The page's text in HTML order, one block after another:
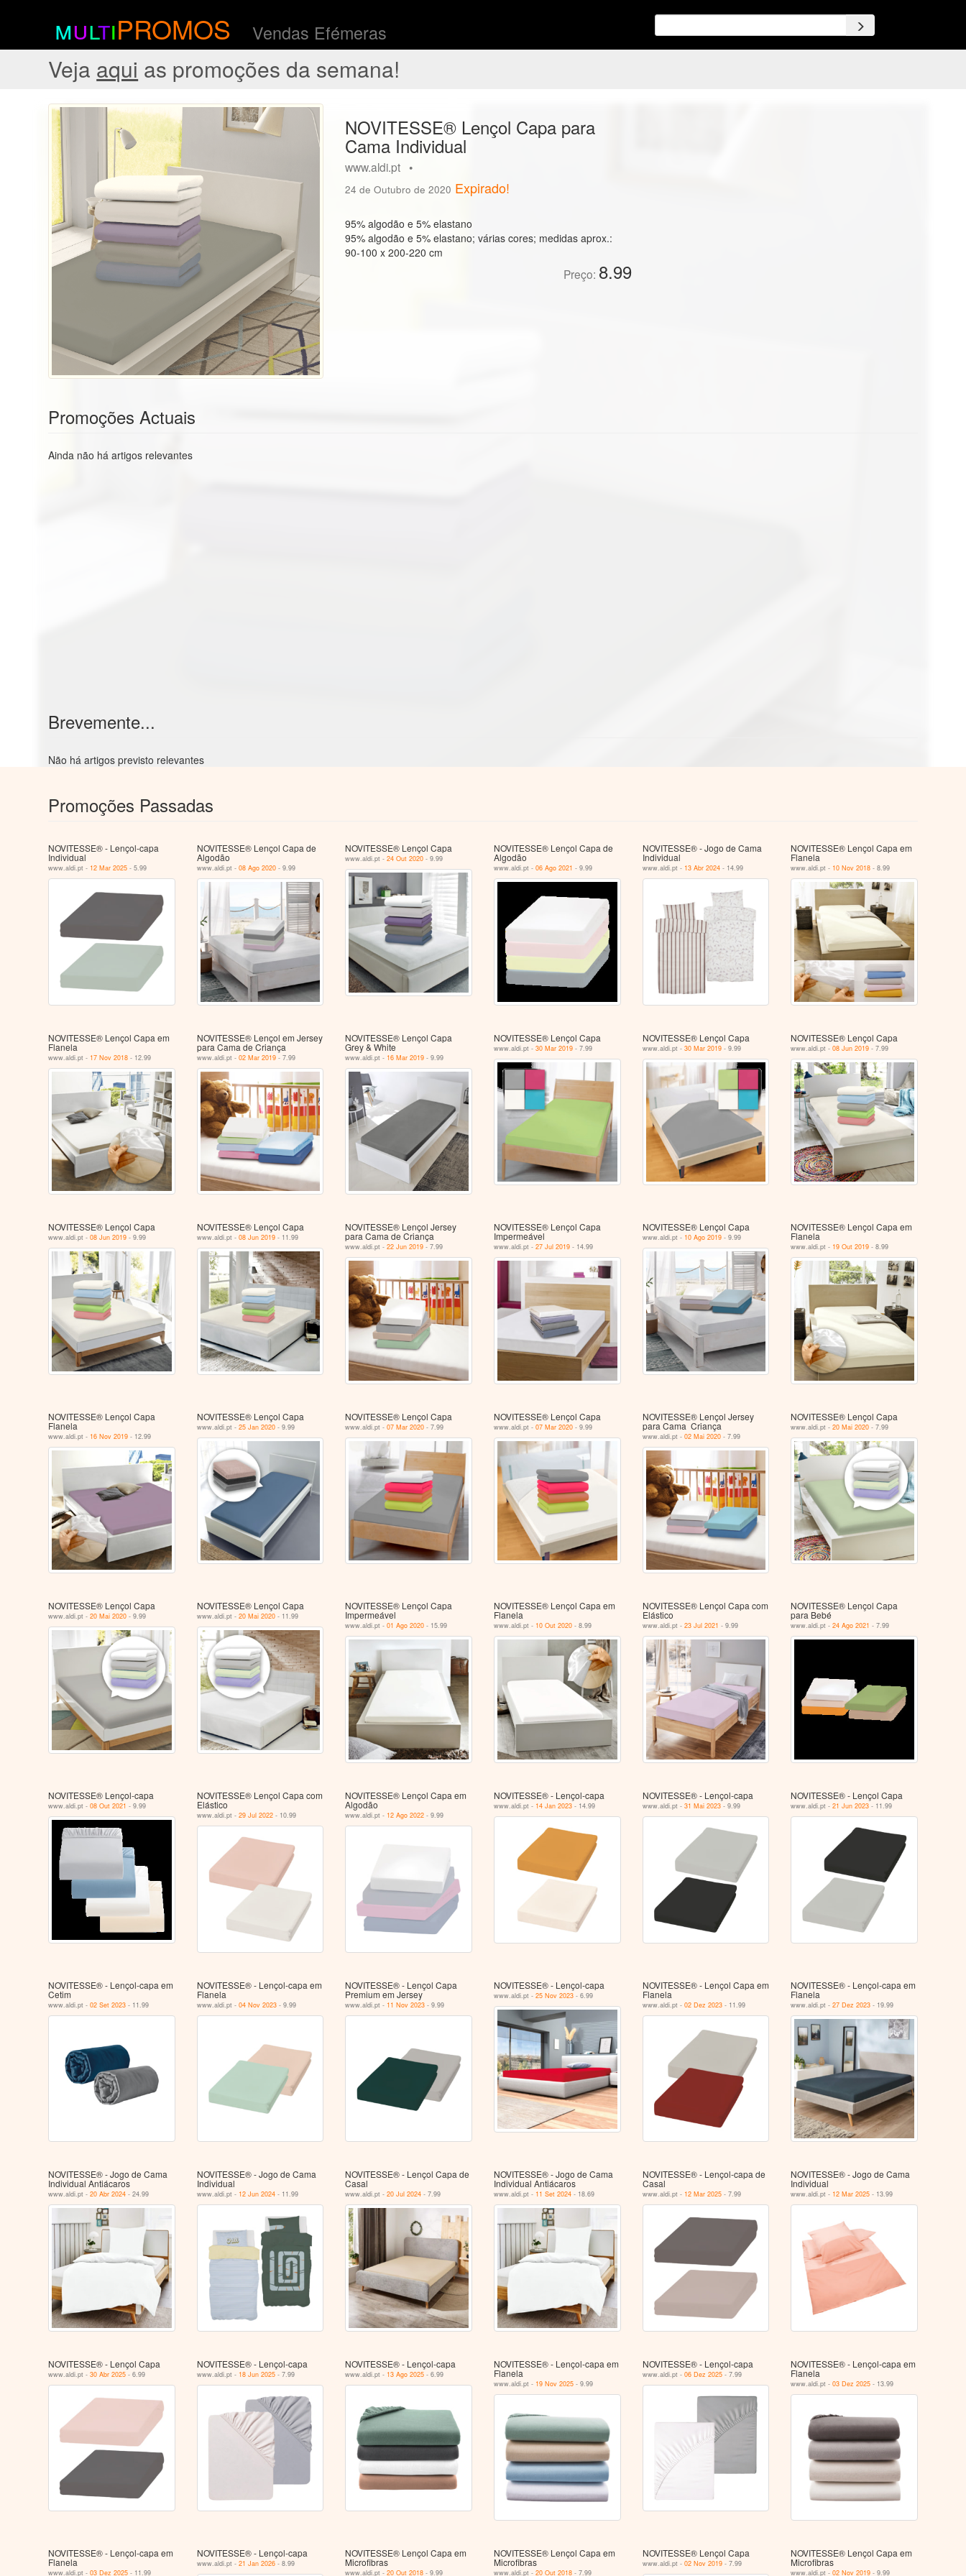
multiPROMOS Vendas Efémeras
Veja aqui as promoções da semana!
NOVITESSE® Lençol Capa para
Cama Individual
www.aldi.pt •
24 de Outubro de 2020 Expirado!
95% algodão e 5% elastano
95% algodão e 5% elastano; várias cores; medidas aprox.:
90-100 x 200-220 cm
Preço: 8.99
Promoções Actuais
Ainda não há artigos relevantes
Brevemente...
Não há artigos previsto relevantes
Promoções Passadas
NOVITESSE® - Lençol-capa
Individual
www.aldi.pt - 12 Mar 2025 - 5.99
NOVITESSE® Lençol Capa de
Algodão
www.aldi.pt - 08 Ago 2020- 9.99
NOVITESSE® Lençol Capa
www.aldi.pt -24 Out 2020 - 9.99
NOVITESSE® Lençol Capa de
Algodão
www.aldi.pt - 06 Ago 2021 - 9.99
NOVITESSE® - Jogo de Cama
Individual
www.aldi.pt - 13 Abr 2024- 14.99
NOVITESSE® Lençol Capa em
Flanela
www.aldi.pt - 10 Nov 2018 - 8.99
NOVITESSE® Lençol Capa em
Flanela
www.aldi.pt - 17 Nov 2018 - 12.99
NOVITESSE® Lençol em Jersey
para Cama de Criança
www.aldi.pt - 02 Mar 2019- 7.99
NOVITESSE® Lençol Capa
Grey & White
www.aldi.pt - 16 Mar 2019 - 9.99
NOVITESSE® Lençol Capa
www.aldi.pt - 30 Mar 2019- 7.99
NOVITESSE® Lençol Capa
www.aldi.pt - 30 Mar 2019- 9.99
NOVITESSE® Lençol Capa
www.aldi.pt -08 Jun 2019 - 7.99
NOVITESSE® Lençol Capa
www.aldi.pt -08 Jun 2019 - 9.99
NOVITESSE® Lençol Capa
www.aldi.pt - 08 Jun 2019- 11.99
NOVITESSE® Lençol Jersey
para Cama de Criança
www.aldi.pt -22 Jun 2019 - 7.99
NOVITESSE® Lençol Capa
Impermeável
www.aldi.pt - 27 Jul 2019- 14.99
NOVITESSE® Lençol Capa
www.aldi.pt - 10 Ago 2019- 9.99
NOVITESSE® Lençol Capa em
Flanela
www.aldi.pt - 19 Out 2019 - 8.99
NOVITESSE® Lençol Capa
Flanela
www.aldi.pt - 16 Nov 2019 - 12.99
NOVITESSE® Lençol Capa
www.aldi.pt - 25 Jan 2020- 9.99
NOVITESSE® Lençol Capa
www.aldi.pt -07 Mar 2020 - 7.99
NOVITESSE® Lençol Capa
www.aldi.pt - 07 Mar 2020- 9.99
NOVITESSE® Lençol Jersey
para Cama Criança
www.aldi.pt - 02 Mai 2020- 7.99
NOVITESSE® Lençol Capa
www.aldi.pt -20 Mai 2020 - 7.99
NOVITESSE® Lençol Capa
www.aldi.pt -20 Mai 2020 - 9.99
NOVITESSE® Lençol Capa
www.aldi.pt - 20 Mai 2020- 11.99
NOVITESSE® Lençol Capa
Impermeável
www.aldi.pt -01 Ago 2020 - 15.99
NOVITESSE® Lençol Capa em
Flanela
www.aldi.pt - 10 Out 2020- 8.99
NOVITESSE® Lençol Capa com
Elástico
www.aldi.pt - 23 Jul 2021 - 9.99
NOVITESSE® Lençol Capa
para Bebé
www.aldi.pt -24 Ago 2021 - 7.99
NOVITESSE® Lençol-capa
www.aldi.pt -08 Out 2021 - 9.99
NOVITESSE® Lençol Capa com
Elástico
www.aldi.pt - 29 Jul 2022- 10.99
NOVITESSE® Lençol Capa em
Algodão
www.aldi.pt - 12 Ago 2022 - 9.99
NOVITESSE® - Lençol-capa
www.aldi.pt - 14 Jan 2023- 14.99
NOVITESSE® - Lençol-capa
www.aldi.pt - 31 Mai 2023- 9.99
NOVITESSE® - Lençol Capa
www.aldi.pt -21 Jun 2023 - 11.99
NOVITESSE® - Lençol-capa em
Cetim
www.aldi.pt -02 Set 2023 - 11.99
NOVITESSE® - Lençol-capa em
Flanela
www.aldi.pt - 04 Nov 2023- 9.99
NOVITESSE® - Lençol Capa
Premium em Jersey
www.aldi.pt - 11 Nov 2023 - 9.99
NOVITESSE® - Lençol-capa
www.aldi.pt - 25 Nov 2023- 6.99
NOVITESSE® - Lençol Capa em
Flanela
www.aldi.pt - 02 Dez 2023- 11.99
NOVITESSE® - Lençol-capa em
Flanela
www.aldi.pt -27 Dez 2023 - 19.99
NOVITESSE® - Jogo de Cama
Individual Antiácaros
www.aldi.pt -20 Abr 2024 - 24.99
NOVITESSE® - Jogo de Cama
Individual
www.aldi.pt - 12 Jun 2024- 11.99
NOVITESSE® - Lençol Capa de
Casal
www.aldi.pt -20 Jul 2024 - 7.99
NOVITESSE® - Jogo de Cama
Individual Antiácaros
www.aldi.pt - 11 Set 2024- 18.69
NOVITESSE® - Lençol-capa de
Casal
www.aldi.pt - 12 Mar 2025- 7.99
NOVITESSE® - Jogo de Cama
Individual
www.aldi.pt - 12 Mar 2025 - 13.99
NOVITESSE® - Lençol Capa
www.aldi.pt -30 Abr 2025 - 6.99
NOVITESSE® - Lençol-capa
www.aldi.pt - 18 Jun 2025- 7.99
NOVITESSE® - Lençol-capa
www.aldi.pt - 13 Ago 2025 - 6.99
NOVITESSE® - Lençol-capa em
Flanela
www.aldi.pt - 19 Nov 2025- 9.99
NOVITESSE® - Lençol-capa
www.aldi.pt - 06 Dez 2025- 7.99
NOVITESSE® - Lençol-capa em
Flanela
www.aldi.pt -03 Dez 2025 - 13.99
NOVITESSE® - Lençol-capa em
Flanela
www.aldi.pt -03 Dez 2025 - 11.99
NOVITESSE® - Lençol-capa
www.aldi.pt - 21 Jan 2026- 8.99
NOVITESSE® Lençol Capa em
Microfibras
www.aldi.pt -20 Out 2018 - 9.99
NOVITESSE® Lençol Capa em
Microfibras
www.aldi.pt - 20 Out 2018- 7.99
NOVITESSE® Lençol Capa
www.aldi.pt - 02 Nov 2019- 7.99
NOVITESSE® Lençol Capa em
Microfibras
www.aldi.pt -02 Nov 2019 - 9.99